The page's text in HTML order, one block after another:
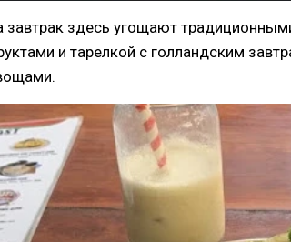
завтрак здесь угощают
и тарелкой с голландским